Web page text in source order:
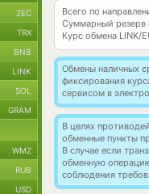
Всего по
Суммарный резерв
Курс обмена LINK/
Обмены наличных
фиксирования
сервисом в
В целях
обменные пункты
В случае если
обменную
соблюдения
ZEC
TRX
BNB
LINK
SOL
GRAM
WMZ
RUB
USD